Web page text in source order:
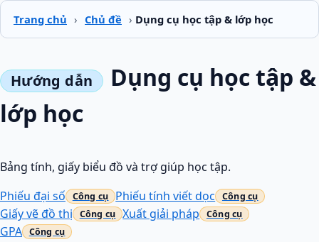
Trang chủ › Chủ đề › Dụng cụ học tập & lớp học
Dụng cụ học tập &
lớp học
Bảng tính, giấy biểu đồ và trợ giúp học tập.
Phiếu đại số
Phiếu tính viết dọc
Giấy vẽ đồ thị
Xuất giải pháp
GPA